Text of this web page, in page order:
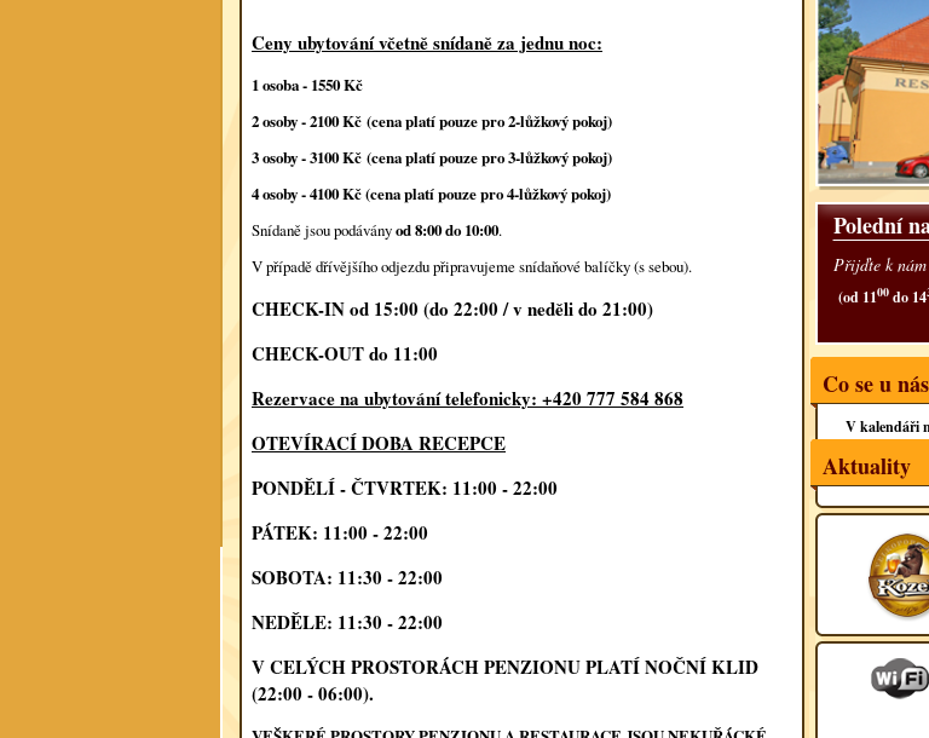
Ceny ubytování včetně snídaně za jednu noc:
1 osoba - 1550 Kč
2 osoby - 2100 Kč (cena platí pouze pro 2-lůžkový pokoj)
3 osoby - 3100 Kč (cena platí pouze pro 3-lůžkový pokoj)
4 osoby - 4100 Kč (cena platí pouze pro 4-lůžkový pokoj)
Snídaně jsou podáványod 8:00 do 10:00.
V případě dřívějšího odjezdu připravujeme snídaňové balíčky (s sebou).
CHECK-IN od 15:00 (do 22:00 / v neděli do 21:00)
CHECK-OUT do 11:00
Rezervace na ubytování telefonicky: +420 777 584 868
OTEVÍRACÍ DOBA RECEPCE
PONDĚLÍ - ČTVRTEK: 11:00 - 22:00
PÁTEK: 11:00 - 22:00
SOBOTA: 11:30 - 22:00
NEDĚLE: 11:30 - 22:00
V CELÝCH PROSTORÁCH PENZIONU PLATÍ NOČNÍ KLID
(22:00 - 06:00).
Polední
Přijďte k
(od 1100 do 14
Co se u
V kalendáři
Aktuality